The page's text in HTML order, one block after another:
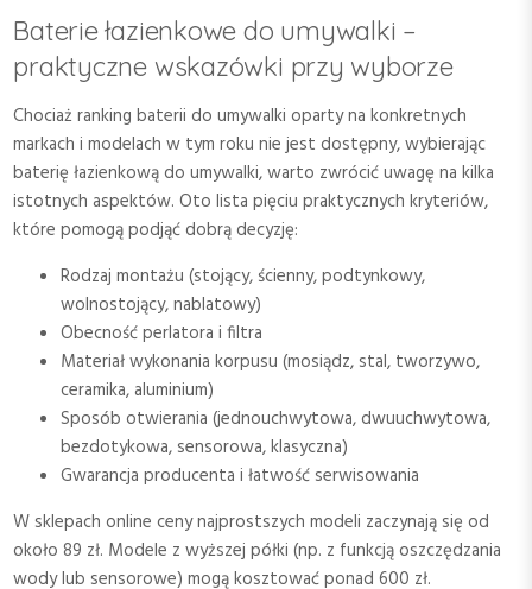
Baterie łazienkowe do umywalki –
praktyczne wskazówki przy wyborze
Chociaż ranking baterii do umywalki oparty na konkretnych
markach i modelach w tym roku nie jest dostępny, wybierając
baterię łazienkową do umywalki, warto zwrócić uwagę na kilka
istotnych aspektów. Oto lista pięciu praktycznych kryteriów,
które pomogą podjąć dobrą decyzję:
Rodzaj montażu (stojący, ścienny, podtynkowy,
wolnostojący, nablatowy)
Obecność perlatora i filtra
Materiał wykonania korpusu (mosiądz, stal, tworzywo,
ceramika, aluminium)
Sposób otwierania (jednouchwytowa, dwuuchwytowa,
bezdotykowa, sensorowa, klasyczna)
Gwarancja producenta i łatwość serwisowania
W sklepach online ceny najprostszych modeli zaczynają się od
około 89 zł. Modele z wyższej półki (np. z funkcją oszczędzania
wody lub sensorowe) mogą kosztować ponad 600 zł.